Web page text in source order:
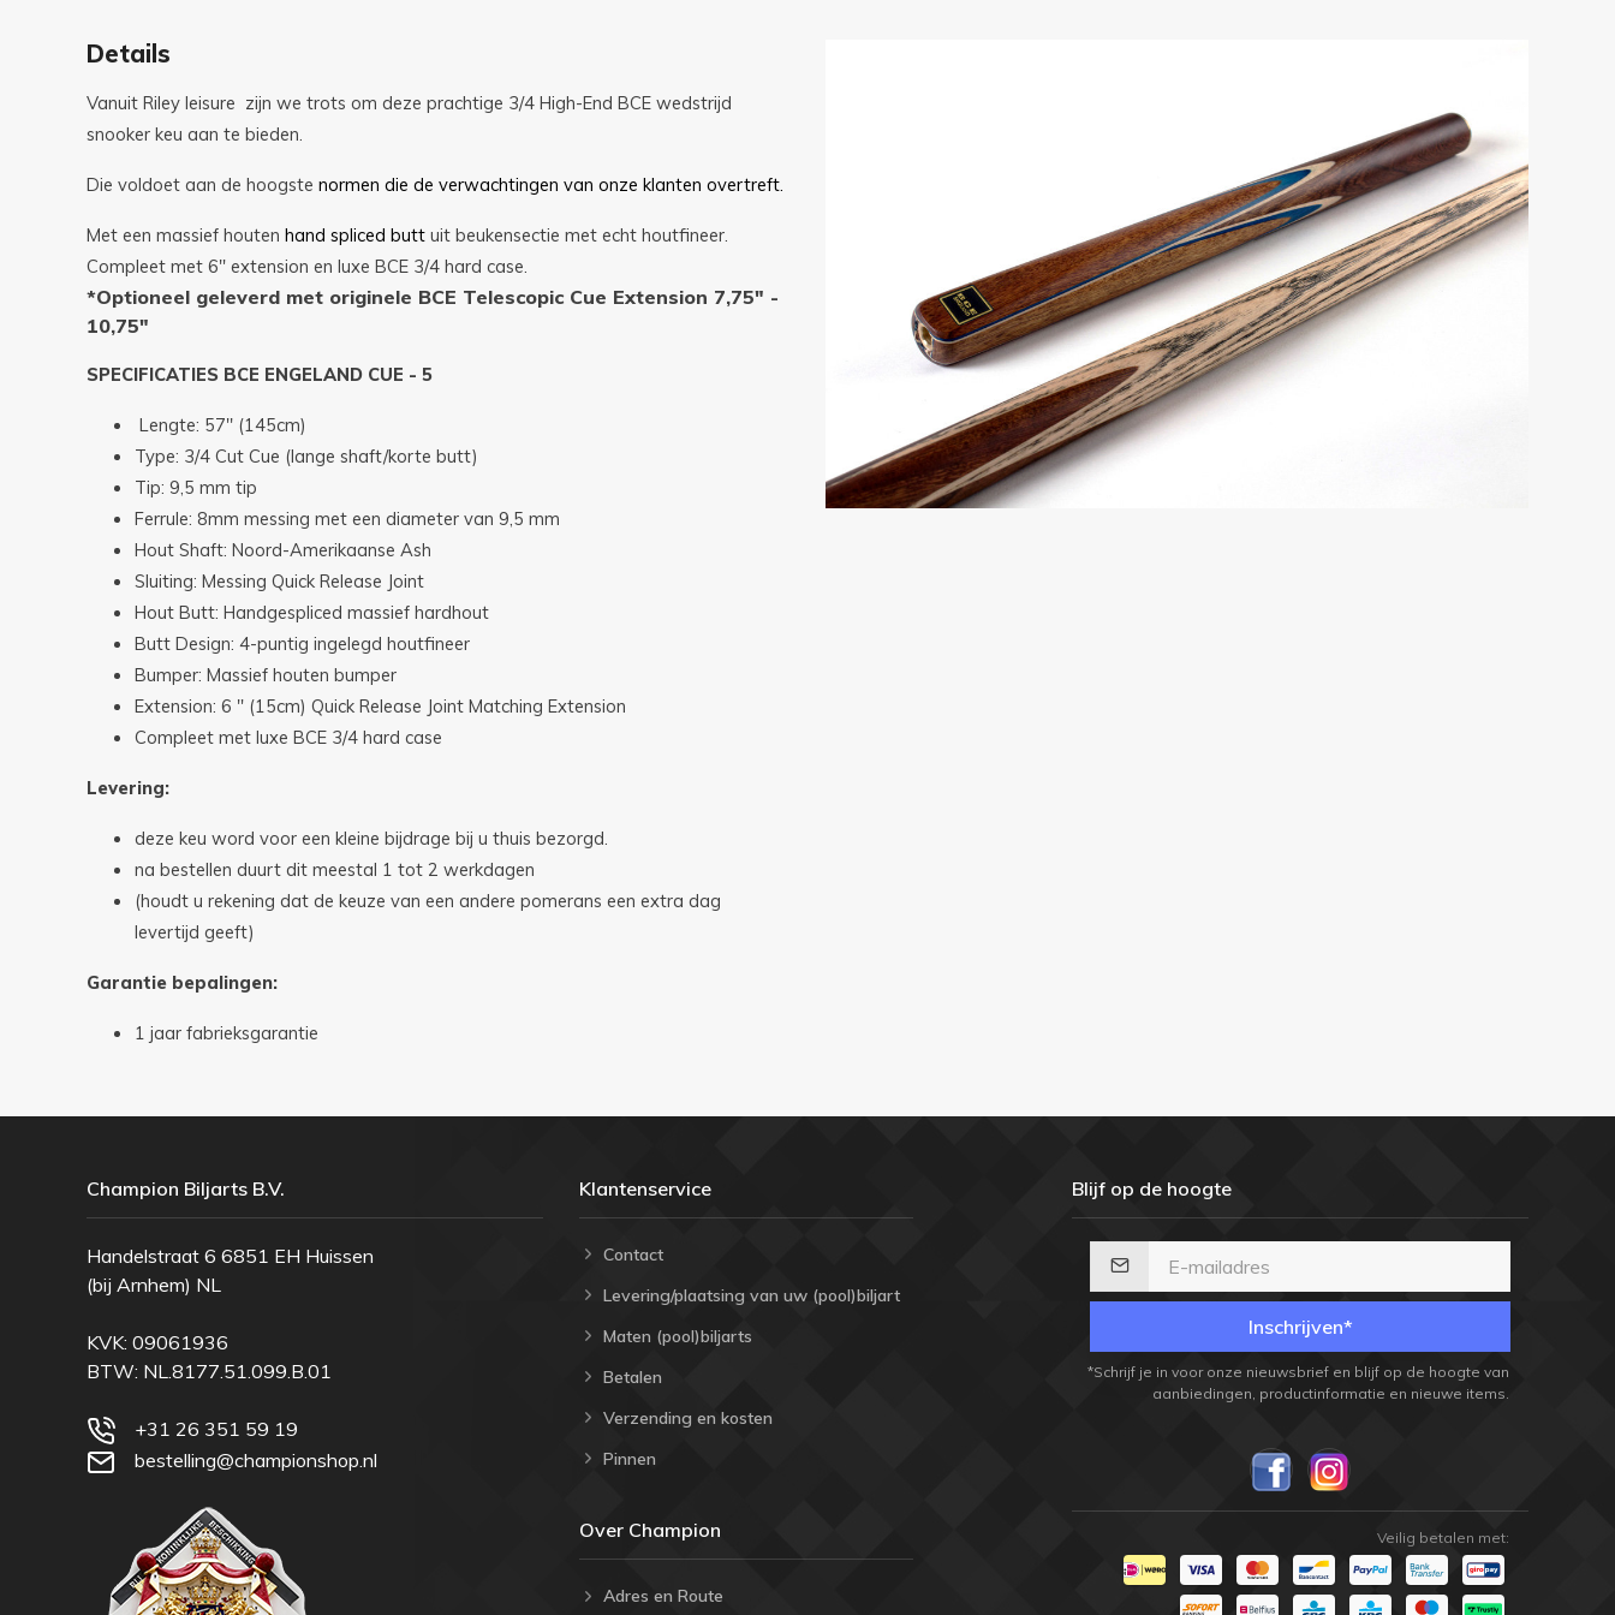
Details
Vanuit Riley leisure zijn we trots om deze prachtige 3/4 High-End BCE wedstrijd
snooker keu aan te bieden.
Die voldoet aan de hoogste normen die de verwachtingen van onze klanten overtreft.
Met een massief houten hand spliced butt uit beukensectie met echt houtfineer.
Compleet met 6" extension en luxe BCE 3/4 hard case.
*Optioneel geleverd met originele BCE Telescopic Cue Extension 7,75" -
10,75"
SPECIFICATIES BCE ENGELAND CUE - 5
Lengte: 57'' (145cm)
Type: 3/4 Cut Cue (lange shaft/korte butt)
Tip: 9,5 mm tip
Ferrule: 8mm messing met een diameter van 9,5 mm
Hout Shaft: Noord-Amerikaanse Ash
Sluiting: Messing Quick Release Joint
Hout Butt: Handgespliced massief hardhout
Butt Design: 4-puntig ingelegd houtfineer
Bumper: Massief houten bumper
Extension: 6 " (15cm) Quick Release Joint Matching Extension
Compleet met luxe BCE 3/4 hard case
Levering:
deze keu word voor een kleine bijdrage bij u thuis bezorgd.
na bestellen duurt dit meestal 1 tot 2 werkdagen
(houdt u rekening dat de keuze van een andere pomerans een extra dag
levertijd geeft)
Garantie bepalingen:
1 jaar fabrieksgarantie
Champion Biljarts B.V.
Handelstraat 6 6851 EH Huissen
(bij Arnhem) NL
KVK: 09061936
BTW: NL.8177.51.099.B.01
+31 26 351 59 19
bestelling@championshop.nl
Klantenservice
Contact
Levering/plaatsing van uw (pool)biljart
Maten (pool)biljarts
Betalen
Verzending en kosten
Pinnen
Over Champion
Adres en Route
Blijf op de hoogte
Inschrijven*
*Schrijf je in voor onze nieuwsbrief en blijf op de hoogte van
aanbiedingen, productinformatie en nieuwe items.
Veilig betalen met: